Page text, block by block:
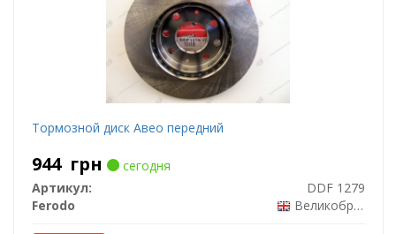
Тормозной диск Авео передний
944 грн
сегодня
Артикул:
DDF 1279
Ferodo
Великобритания